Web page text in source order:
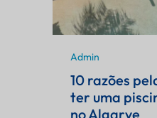
Admin
10 razões
ter uma
no Algarve